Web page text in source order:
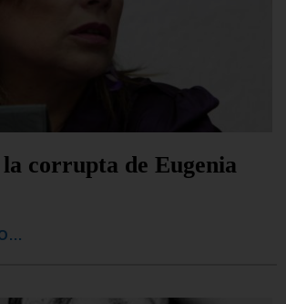
corrupta de Eugenia